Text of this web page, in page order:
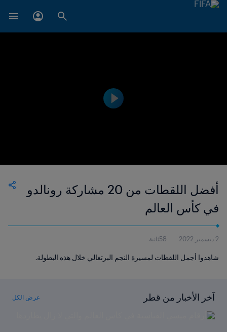
أفضل اللقطات من 20 مشاركة رونالدو
في كأس العالم
2 ديسمبر 2022 58ثانية
شاهدوا أجمل اللقطات لمسيرة النجم البرتغالي خلال هذه البطولة.
آخر الأخبار من قطر عرض الكل